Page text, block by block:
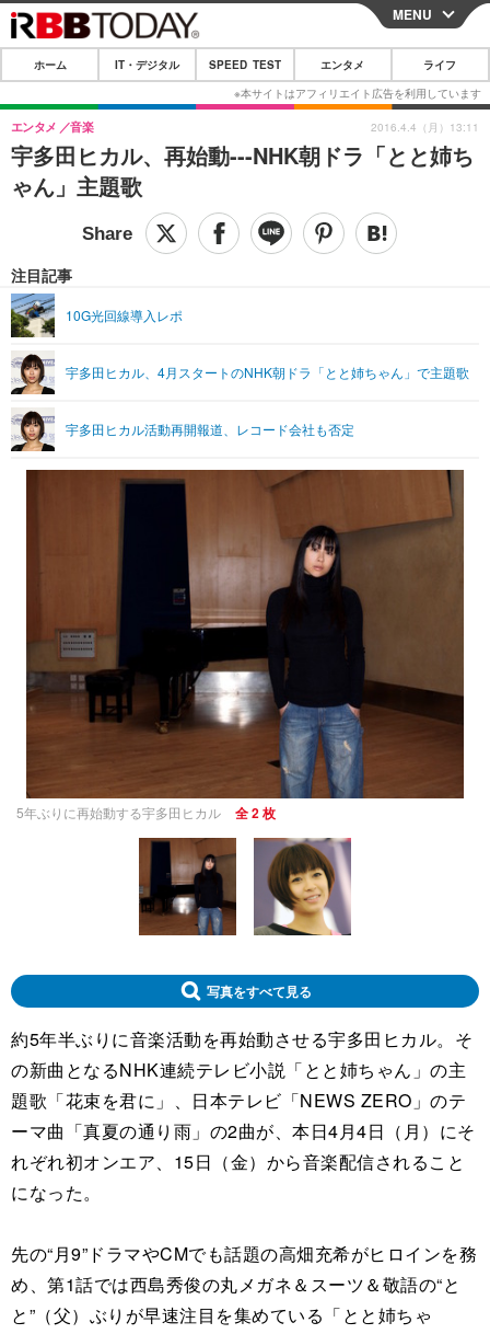
CLOSE
ホーム
IT・デジタル
IT・デジタルTOP スマートフォン
ショッピング その他
SPEED TEST
エンタメTOP 映画・ドラマ
グラビア ブログ
ショッピング その他
ライフTOP
リリース一覧
プッシュ通知の停止方法
MENU
ホーム IT・デジタル SPEED TEST エンタメ ライフ
宇多田ヒカル、再始動---NHK朝ドラ「とと姉ち
ゃん」主題歌
エンタメ 音楽
注目記事
10G光回線導入レポ
宇多田ヒカル、4月スタートのNHK朝ドラ「とと姉ちゃん」で主題歌
宇多田ヒカル活動再開報道、レコード会社も否定
2016.4.4（月）13:11
5年ぶりに再始動する宇多田ヒカル 全 2 枚
写真をすべて見る
約5年半ぶりに音楽活動を再始動させる宇多田ヒカル。そ
の新曲となるNHK連続テレビ小説「とと姉ちゃん」の主
題歌「花束を君に」、日本テレビ「NEWS ZERO」のテ
ーマ曲「真夏の通り雨」の2曲が、本日4月4日（月）にそ
れぞれ初オンエア、15日（金）から音楽配信されること
になった。
先の“月9”ドラマやCMでも話題の高畑充希がヒロインを務
め、第1話では西島秀俊の丸メガネ＆スーツ＆敬語の“と
と”（父）ぶりが早速注目を集めている「とと姉ちゃ